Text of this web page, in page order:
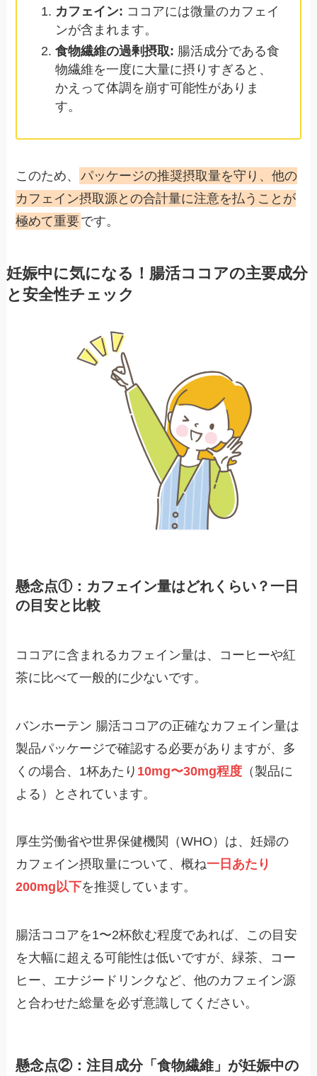
カフェイン: ココアには微量のカフェイ
ンが含まれます。
食物繊維の過剰摂取: 腸活成分である食
物繊維を一度に大量に摂りすぎると、
かえって体調を崩す可能性がありま
す。
このため、 パッケージの推奨摂取量を守り、他の
カフェイン摂取源との合計量に注意を払うことが
極めて重要です。
妊娠中に気になる！腸活ココアの主要成分
と安全性チェック
懸念点①：カフェイン量はどれくらい？一日
の目安と比較
ココアに含まれるカフェイン量は、コーヒーや紅
茶に比べて一般的に少ないです。
バンホーテン 腸活ココアの正確なカフェイン量は
製品パッケージで確認する必要がありますが、多
くの場合、1杯あたり 10mg〜30mg程度 （製品に
よる）とされています。
厚生労働省や世界保健機関（WHO）は、妊婦の
カフェイン摂取量について、概ね一日あたり
200mg以下を推奨しています。
腸活ココアを1〜2杯飲む程度であれば、この目安
を大幅に超える可能性は低いですが、緑茶、コー
ヒー、エナジードリンクなど、他のカフェイン源
と合わせた総量を必ず意識してください。
懸念点②：注目成分「食物繊維」が妊娠中の